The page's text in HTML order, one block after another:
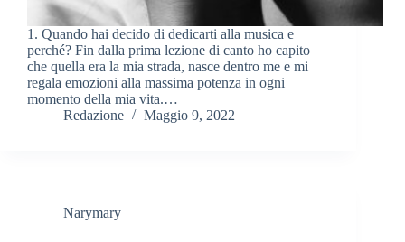
1. Quando hai decido di dedicarti alla musica e
perché? Fin dalla prima lezione di canto ho capito
che quella era la mia strada, nasce dentro me e mi
regala emozioni alla massima potenza in ogni
momento della mia vita.…
Redazione
Maggio 9, 2022
Narymary